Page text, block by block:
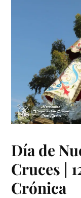
Día de
Cruces |
Crónica